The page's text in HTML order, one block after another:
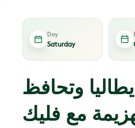
Day
Saturday
وتحافظ
مع فليك